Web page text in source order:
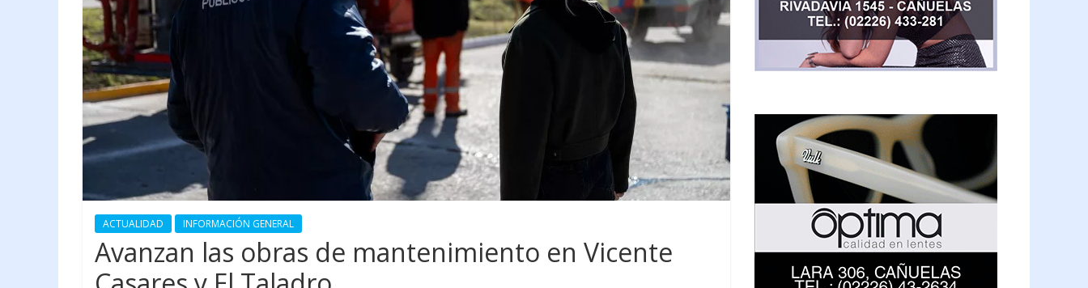
ACTUALIDAD INFORMACIÓN GENERAL
Avanzan las obras de mantenimiento en Vicente